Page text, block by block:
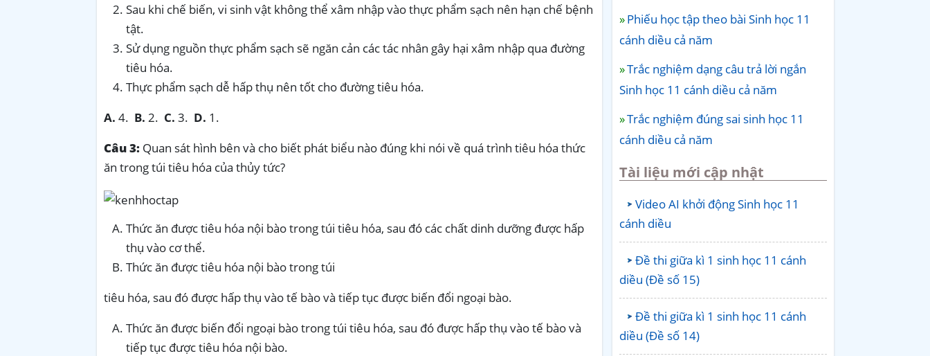
Sau khi chế biến, vi sinh vật không thể xâm nhập vào thực phẩm sạch nên hạn chế bệnh
tật.
Sử dụng nguồn thực phẩm sạch sẽ ngăn cản các tác nhân gây hại xâm nhập qua đường
tiêu hóa.
Thực phẩm sạch dễ hấp thụ nên tốt cho đường tiêu hóa.
A. 4. B. 2. C. 3. D. 1.
Câu 3: Quan sát hình bên và cho biết phát biểu nào đúng khi nói về quá trình tiêu hóa thức
ăn trong túi tiêu hóa của thủy tức?
Thức ăn được tiêu hóa nội bào trong túi tiêu hóa, sau đó các chất dinh dưỡng được hấp
thụ vào cơ thể.
Thức ăn được tiêu hóa nội bào trong túi
tiêu hóa, sau đó được hấp thụ vào tế bào và tiếp tục được biến đổi ngoại bào.
Thức ăn được biến đổi ngoại bào trong túi tiêu hóa, sau đó được hấp thụ vào tế bào và
tiếp tục được tiêu hóa nội bào.
Phiếu học tập theo bài Sinh học 11
cánh diều cả năm
Trắc nghiệm dạng câu trả lời ngắn
Sinh học 11 cánh diều cả năm
Trắc nghiệm đúng sai sinh học 11
cánh diều cả năm
Tài liệu mới cập nhật
Video AI khởi động Sinh học 11
cánh diều
Đề thi giữa kì 1 sinh học 11 cánh
diều (Đề số 15)
Đề thi giữa kì 1 sinh học 11 cánh
diều (Đề số 14)